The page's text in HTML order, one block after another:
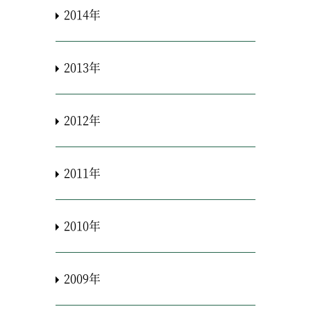
2014年
2013年
2012年
2011年
2010年
2009年